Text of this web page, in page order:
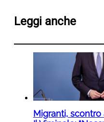
Leggi anche
Migranti,